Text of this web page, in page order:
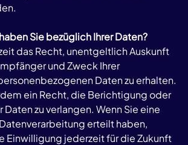
Sie bezüglich Ihrer Daten?
das Recht, unentgeltlich Auskunft
und Zweck Ihrer
Daten zu erhalten.
ein Recht, die Berichtigung oder
zu verlangen. Wenn Sie eine
erteilt haben,
Einwilligung jederzeit für die Zukunft